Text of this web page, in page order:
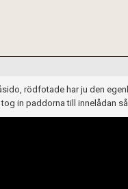
rödfotade har ju den
in paddorna till innelådan
Terms of